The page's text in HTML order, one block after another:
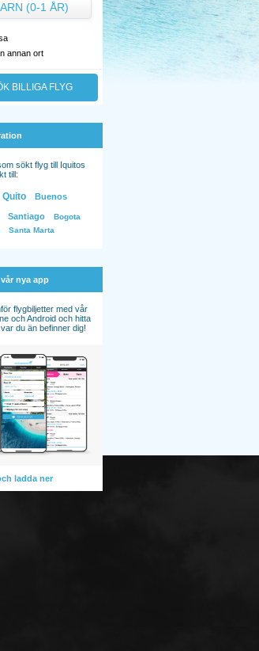
(0-1 ÅR)
annan ort
BILLIGA FLYG
sökt flyg till Iquitos
till:
Quito Buenos
Santiago
Bogota
Santa Marta
nya app
flygbiljetter med vår
och Android och hitta
du än befinner dig!
ladda ner